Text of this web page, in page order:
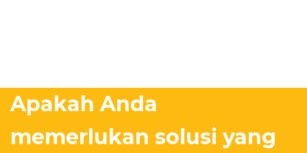
Apakah Anda
memerlukan solusi yang